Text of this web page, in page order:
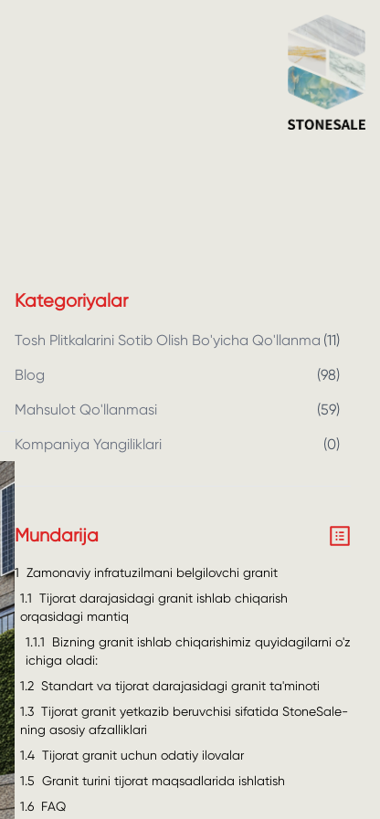
Kategoriyalar
Tosh Plitkalarini Sotib Olish Bo'yicha Qo'llanma (11)
Blog
(98)
Mahsulot Qo'llanmasi
(59)
Kompaniya Yangiliklari
(0)
Mundarija
1 Zamonaviy infratuzilmani belgilovchi granit
1.1 Tijorat darajasidagi granit ishlab chiqarish
orqasidagi mantiq
1.1.1
Bizning granit ishlab chiqarishimiz quyidagilarni o'z
ichiga oladi:
1.2 Standart va tijorat darajasidagi granit ta'minoti
1.3 Tijorat granit yetkazib beruvchisi sifatida StoneSale-
ning asosiy afzalliklari
1.4 Tijorat granit uchun odatiy ilovalar
1.5 Granit turini tijorat maqsadlarida ishlatish
1.6 FAQ